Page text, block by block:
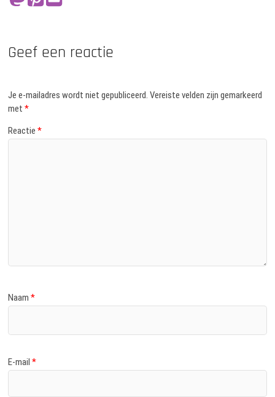
Geef een reactie
Je e-mailadres wordt niet gepubliceerd. Vereiste velden zijn gemarkeerd
met*
Reactie*
Naam*
E-mail*